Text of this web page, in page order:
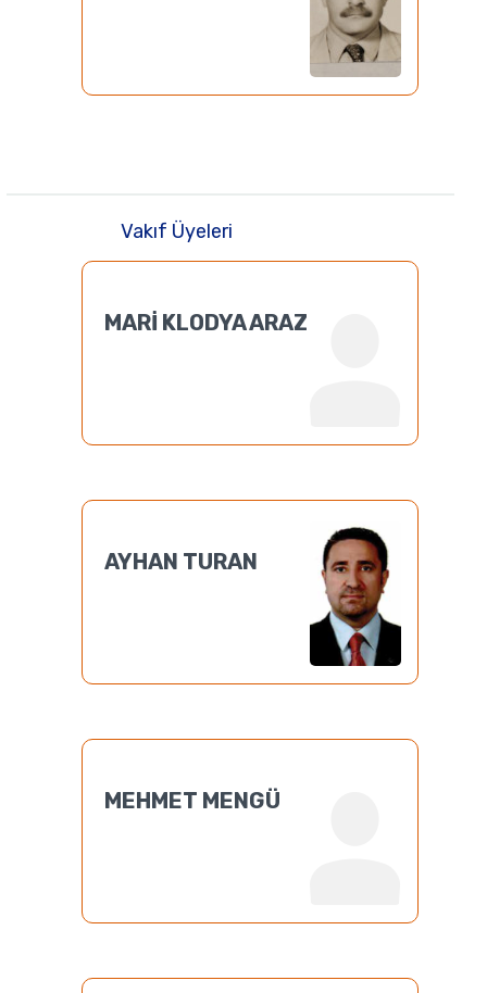
Vakıf Üyeleri
MARİ KLODYA ARAZ
AYHAN TURAN
MEHMET MENGÜ